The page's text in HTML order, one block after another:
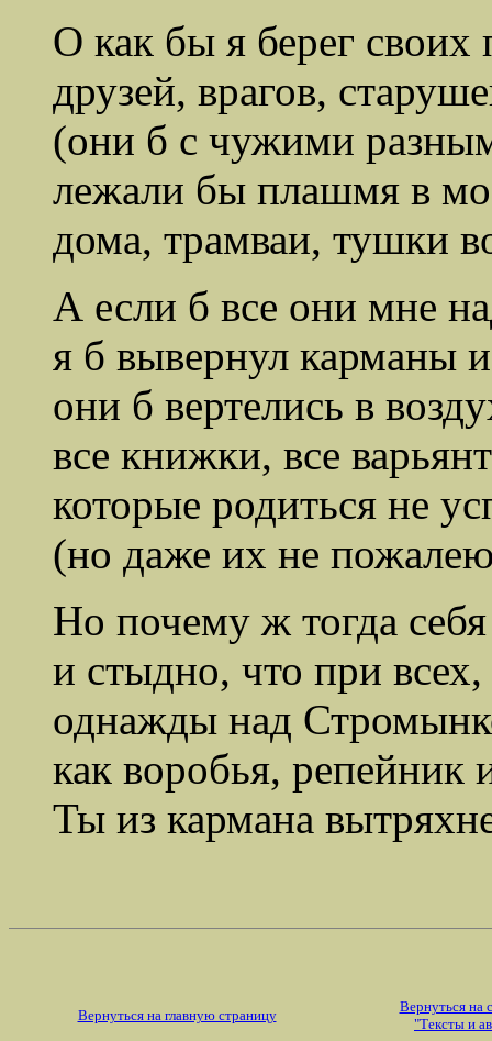
О как бы я берег своих
друзей, врагов,
(они б с чужими
лежали бы плашмя в
дома, трамваи, тушки
А если б все они мне
я б вывернул карманы и
они б вертелись в
все книжки, все
которые родиться не
(но даже их не
Но почему ж тогда
и стыдно, что при всех,
однажды над
как воробья, репейник
Ты из кармана
Вернуться на главную страницу
Вернуться на
"Тексты и